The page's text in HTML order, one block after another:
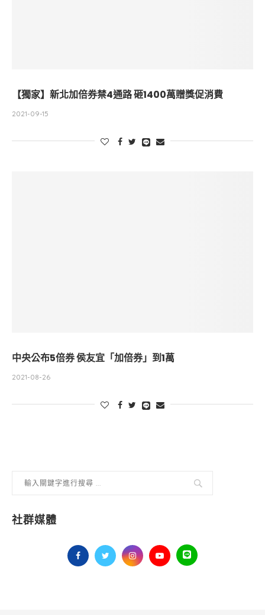
【獨家】新北加倍券禁4通路 砸1400萬贈獎促消費
2021-09-15
中央公布5倍券 侯友宜「加倍券」到1萬
2021-08-26
社群媒體